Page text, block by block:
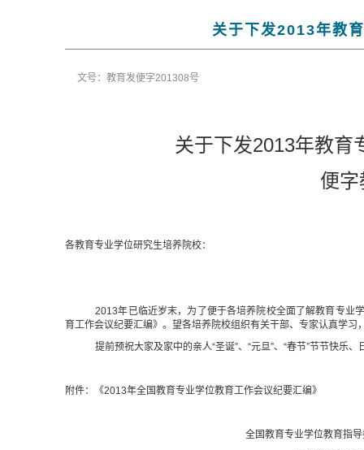
关于下发2013年教
文号：教育发便字201308号
关于下发2013年教育
便
各教育专业学位研究生培养院校：
2013年已临近岁末，为了便于各培养院校全面了解教育专业
育工作会议纪要汇编》。望各培养院校组织有关干部、专家认真学习
提前预祝大家及家中的亲人“圣诞”、“元旦”、“春节”节节快乐、
附件：《2013年全国教育专业学位教育工作会议纪要汇编》
全国教育专业学位教育指导委员